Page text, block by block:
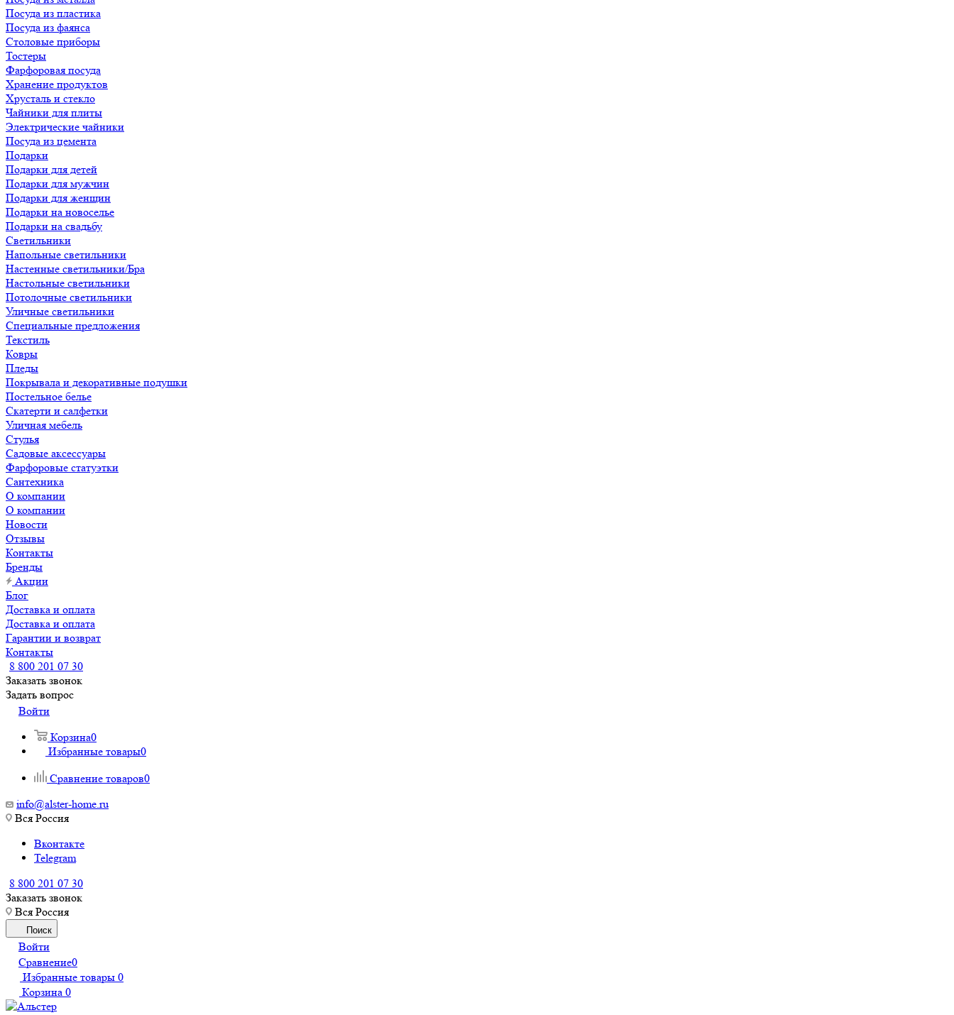
Посуда из пластика
Посуда из фаянса
Столовые приборы
Тостеры
Фарфоровая посуда
Хранение продуктов
Хрусталь и стекло
Чайники для плиты
Электрические чайники
Посуда из цемента
Подарки
Подарки для детей
Подарки для мужчин
Подарки для женщин
Подарки на новоселье
Подарки на свадьбу
Светильники
Напольные светильники
Настенные светильники/Бра
Настольные светильники
Потолочные светильники
Уличные светильники
Специальные предложения
Текстиль
Ковры
Пледы
Покрывала и декоративные подушки
Постельное белье
Скатерти и салфетки
Уличная мебель
Стулья
Садовые аксессуары
Фарфоровые статуэтки
Сантехника
О компании
О компании
Новости
Отзывы
Контакты
Бренды
Акции
Блог
Доставка и оплата
Доставка и оплата
Гарантии и возврат
Контакты
8 800 201 07 30
Заказать звонок
Задать вопрос
Войти
Корзина0
Избранные товары0
Сравнение товаров0
info@alster-home.ru
Вся Россия
Вконтакте
Telegram
8 800 201 07 30
Заказать звонок
Вся Россия
Поиск
Войти
Сравнение0
Избранные товары 0
Корзина 0